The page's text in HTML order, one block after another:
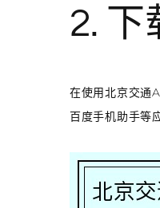
2. 下
在使用北京交通
百度手机助手等